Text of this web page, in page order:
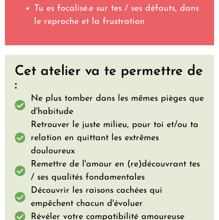
Tu es focalisé.e sur tes / ses défauts, dans
le reproche et la frustration
Cet atelier va te permettre de
:
Ne plus tomber dans les mêmes pièges que
d'habitude
Retrouver le juste milieu, pour toi et/ou ta
relation en quittant les extrêmes
douloureux
Remettre de l'amour en (re)découvrant tes
/ ses qualités fondamentales
Découvrir les raisons cachées qui
empêchent chacun d'évoluer
Révéler votre compatibilité amoureuse